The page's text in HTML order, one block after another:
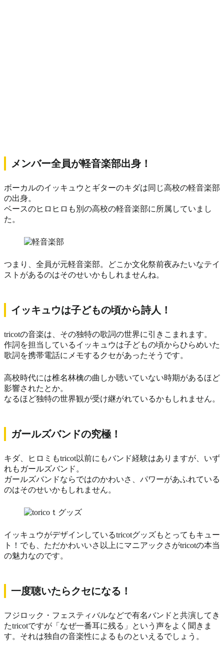
メンバー全員が軽音楽部出身！
ボーカルのイッキュウとギターのキダは同じ高校の軽音楽部
の出身。
ベースのヒロヒロも別の高校の軽音楽部に所属していまし
た。
つまり、全員が元軽音楽部。どこか文化祭前夜みたいなテイ
ストがあるのはそのせいかもしれませんね。
イッキュウは子どもの頃から詩人！
tricotの音楽は、その独特の歌詞の世界に引きこまれます。
作詞を担当しているイッキュウは子どもの頃からひらめいた
歌詞を携帯電話にメモするクセがあったそうです。
高校時代には椎名林檎の曲しか聴いていない時期があるほど
影響されたとか。
なるほど独特の世界観が受け継がれているかもしれません。
ガールズバンドの究極！
キダ、ヒロミもtricot以前にもバンド経験はありますが、いず
れもガールズバンド。
ガールズバンドならではのかわいさ、パワーがあふれている
のはそのせいかもしれません。
イッキュウがデザインしているtricotグッズもとってもキュー
ト！でも、ただかわいいさ以上にマニアックさがtricotの本当
の魅力なのです。
一度聴いたらクセになる！
フジロック・フェスティバルなどで有名バンドと共演してき
たtricotですが「なぜ一番耳に残る」という声をよく聞きま
す。それは独自の音楽性によるものといえるでしょう。